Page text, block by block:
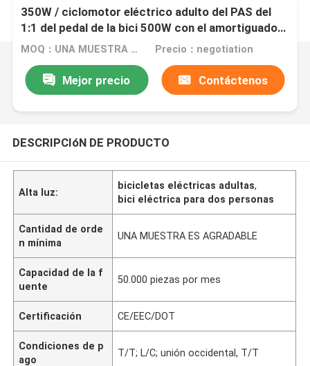
350W / ciclomotor eléctrico adulto del PAS del
1:1 del pedal de la bici 500W con el amortiguador
del escándalo
MOQ：UNA MUESTRA ES AGRADABLE Precio：negotiation
Mejor precio Contáctenos
DESCRIPCIóN DE PRODUCTO
Alta luz:
bicicletas eléctricas adultas,
bici eléctrica para dos personas
Cantidad de orde
n mínima
UNA MUESTRA ES AGRADABLE
Capacidad de la f
uente
50.000 piezas por mes
Certificación CE/EEC/DOT
Condiciones de p
ago
T/T; L/C; unión occidental, T/T